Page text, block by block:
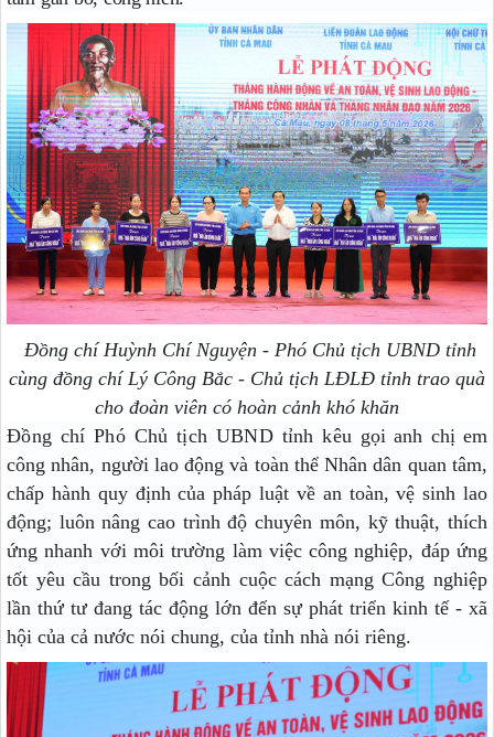
Đồng chí Huỳnh Chí Nguyện - Phó Chủ tịch UBND tỉnh
cùng đồng chí Lý Công Bắc - Chủ tịch LĐLĐ tỉnh trao quà
cho đoàn viên có hoàn cảnh khó khăn
Đồng chí Phó Chủ tịch UBND tỉnh kêu gọi anh chị em
công nhân, người lao động và toàn thể Nhân dân quan tâm,
chấp hành quy định của pháp luật về an toàn, vệ sinh lao
động; luôn nâng cao trình độ chuyên môn, kỹ thuật, thích
ứng nhanh với môi trường làm việc công nghiệp, đáp ứng
tốt yêu cầu trong bối cảnh cuộc cách mạng Công nghiệp
lần thứ tư đang tác động lớn đến sự phát triển kinh tế - xã
hội của cả nước nói chung, của tỉnh nhà nói riêng.